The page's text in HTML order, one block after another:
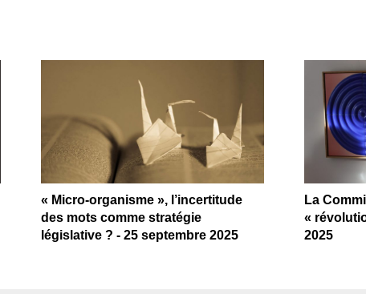
« Micro-organisme », l’incertitude
des mots comme stratégie
législative ? - 25 septembre 2025
La
«
2025